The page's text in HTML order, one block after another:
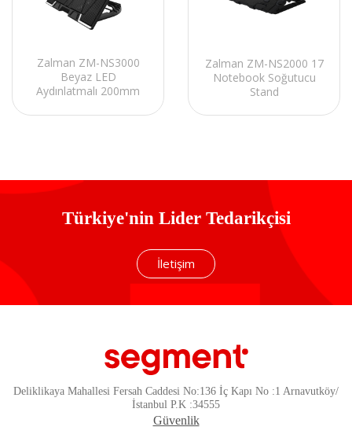
Zalman ZM-NS3000
Beyaz LED
Aydınlatmalı 200mm
Soğutucu Stand
Zalman ZM-NS2000 17
Notebook Soğutucu
Stand
Türkiye'nin Lider Tedarikçisi
İletişim
Deliklikaya Mahallesi Fersah Caddesi No:136 İç Kapı No :1 Arnavutköy/
İstanbul P.K :34555
Güvenlik